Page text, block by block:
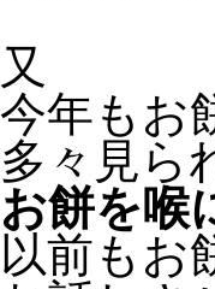
又
今年もお
多々見ら
お餅を喉
以前もお